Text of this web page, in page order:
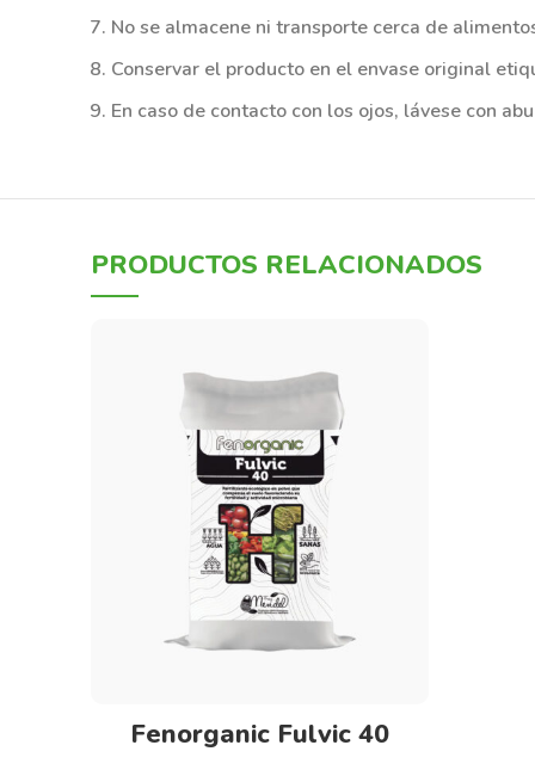
No se almacene ni transporte cerca de
Conservar el producto en el envase original
En caso de contacto con los ojos, lávese con
PRODUCTOS RELACIONADOS
Fenorganic Fulvic 40